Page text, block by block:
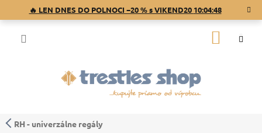
🔥 LEN DNES DO POLNOCI −20 % s VIKEND20 10:04:47
RH - univerzálne regály